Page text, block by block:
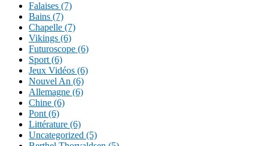
Falaises (7)
Bains (7)
Chapelle (7)
Vikings (6)
Futuroscope (6)
Sport (6)
Jeux Vidéos (6)
Nouvel An (6)
Allemagne (6)
Chine (6)
Pont (6)
Littérature (6)
Uncategorized (5)